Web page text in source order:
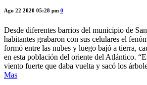
Ago 22 2020 05:28 pm 0
Desde diferentes barrios del municipio de
habitantes grabaron con sus celulares el
formó entre las nubes y luego bajó a tierra,
en esta población del oriente del Atlántico.
viento fuerte que daba vuelta y sacó los
Mas